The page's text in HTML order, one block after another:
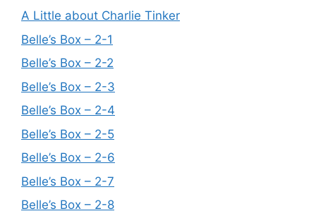
A Little about Charlie Tinker
Belle’s Box – 2-1
Belle’s Box – 2-2
Belle’s Box – 2-3
Belle’s Box – 2-4
Belle’s Box – 2-5
Belle’s Box – 2-6
Belle’s Box – 2-7
Belle’s Box – 2-8